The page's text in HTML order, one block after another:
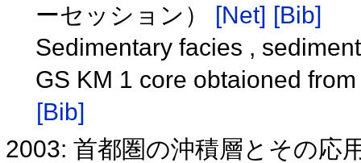
ーセッション） [Net] [Bib]
Sedimentary facies ,
GS KM 1 core obtaioned
[Bib]
2003: 首都圏の沖積層とその応